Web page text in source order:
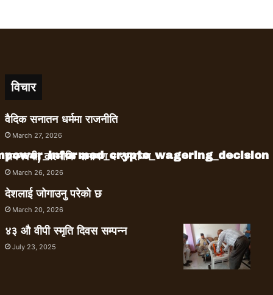
विचार
वैदिक सनातन धर्ममा राजनीति
March 27, 2026
रामनवमी, वाल्मीकि रामायण र रामराज्य
March 26, 2026
देशलाई जोगाउनु परेको छ
March 20, 2026
४३ औ वीपी स्मृति दिवस सम्पन्न
July 23, 2025